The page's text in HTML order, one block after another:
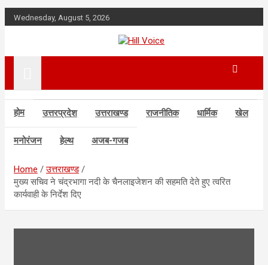
Skip
to
Wednesday, August 5, 2026
Hill Voice
होम उत्तरप्रदेश उत्तराखण्ड राजनीतिक धार्मिक खेल
मनोरंजन हेल्थ अजब-गजब
Home
उत्तराखण्ड
मुख्य सचिव ने चंद्रभागा नदी के चैनलाइजेशन की सहमति देते हुए त्वरित
कार्यवाही के निर्देश दिए